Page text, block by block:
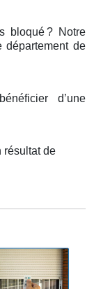
bloqué? Notre
département de
d’une
résultat de